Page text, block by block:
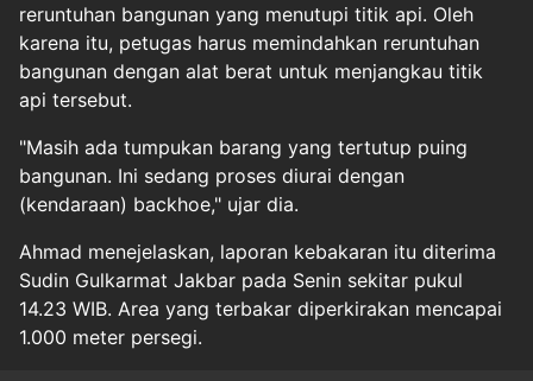
reruntuhan bangunan yang menutupi titik api. Oleh
karena itu, petugas harus memindahkan reruntuhan
bangunan dengan alat berat untuk menjangkau titik
api tersebut.
"Masih ada tumpukan barang yang tertutup puing
bangunan. Ini sedang proses diurai dengan
(kendaraan) backhoe," ujar dia.
Ahmad menejelaskan, laporan kebakaran itu diterima
Sudin Gulkarmat Jakbar pada Senin sekitar pukul
14.23 WIB. Area yang terbakar diperkirakan mencapai
1.000 meter persegi.